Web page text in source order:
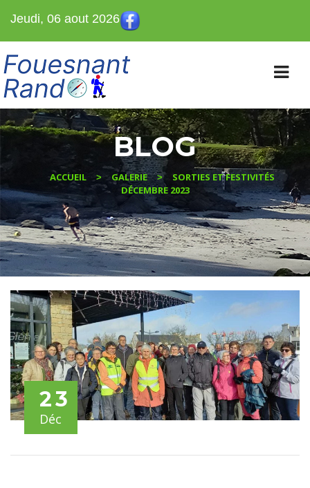
Jeudi, 06 aout 2026
BLOG
ACCUEIL > GALERIE >
SORTIES ET FESTIVITÉS
DÉCEMBRE 2023
23
Déc